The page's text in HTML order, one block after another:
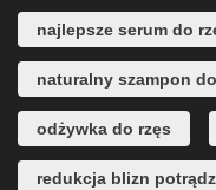
najlepsze serum do
naturalny szampon
odżywka do rzęs
redukcja blizn